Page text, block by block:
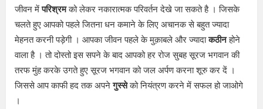
जीवन मेंपरिश्रमको लेकर नकारात्मक परिवर्तन देखे जा सकते है । जिसके
चलते हुए आपको पहले जितना धन कमाने के लिए अचानक से बहुत ज्यादा
मेहनत करनी पड़ेगी । आपका जीवन पहले के मुक़ाबले और ज्यादाकठीनहोने
वाला है । तो दोस्तो इस सपने के बाद आपको हर रोज सुबह सूरज भगवान की
तरफ मुंह करके उगते हुए सूरज भगवान को जल अर्पण करना शूरु कर दें ।
जिससे आप काफी हद तक अपनेगुस्सेको नियंत्रण करने में सफल हो जाओगे
।